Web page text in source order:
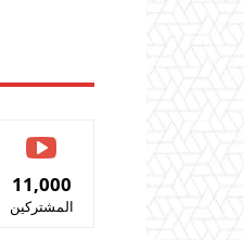
11,000
المشتركين